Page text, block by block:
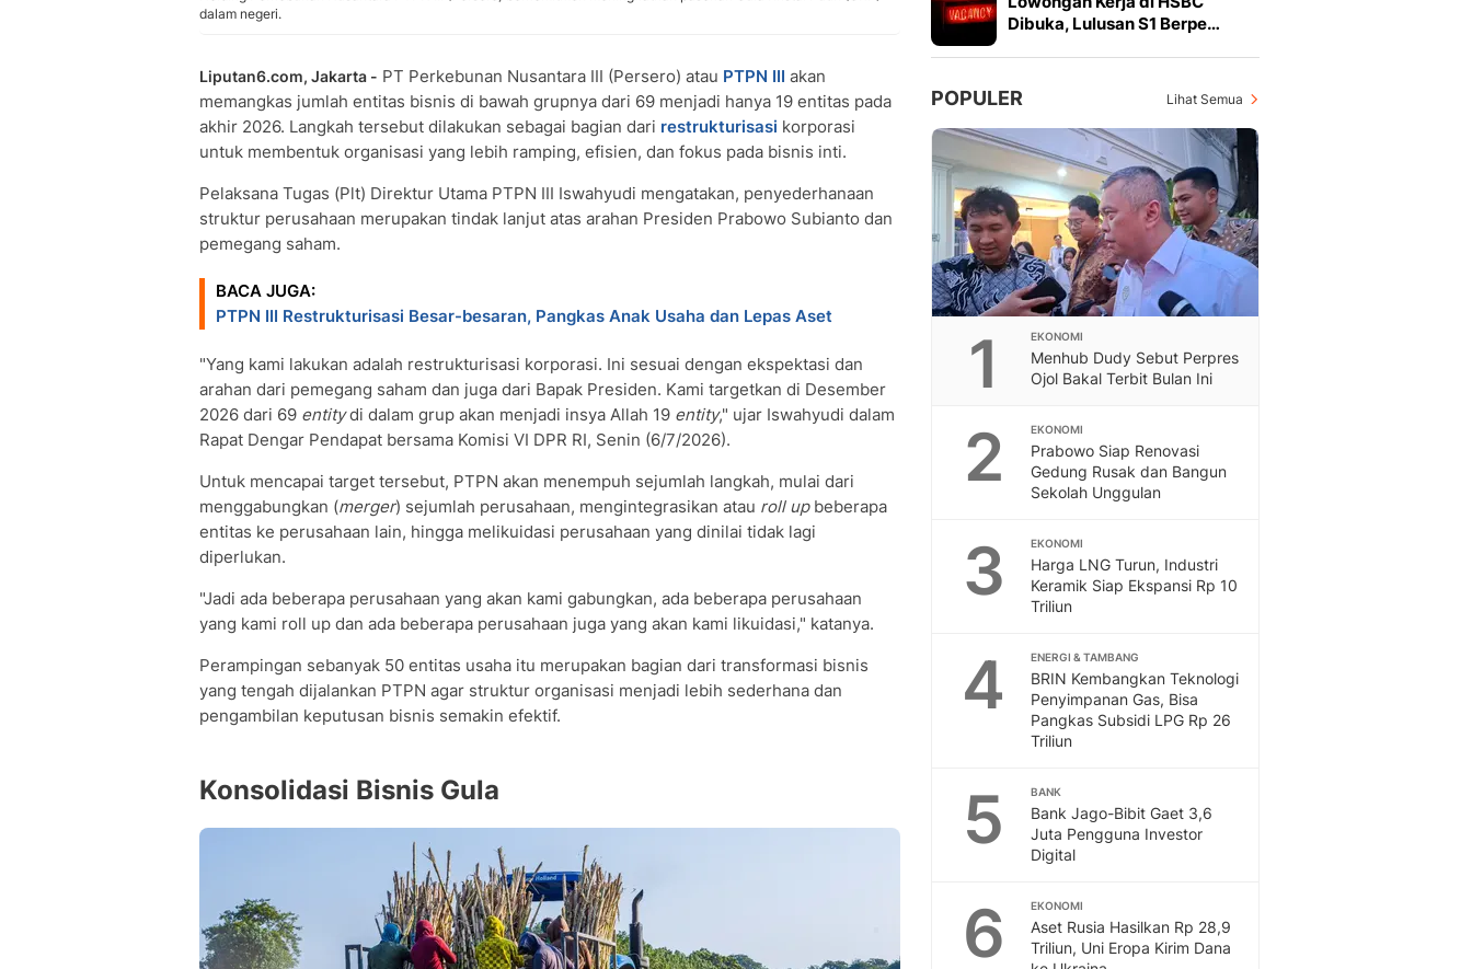
dalam negeri.
Liputan6.com, Jakarta - PT Perkebunan Nusantara III (Persero) atau PTPN III akan
memangkas jumlah entitas bisnis di bawah grupnya dari 69 menjadi hanya 19 entitas pada
akhir 2026. Langkah tersebut dilakukan sebagai bagian dari restrukturisasi korporasi
untuk membentuk organisasi yang lebih ramping, efisien, dan fokus pada bisnis inti.
Pelaksana Tugas (Plt) Direktur Utama PTPN III Iswahyudi mengatakan, penyederhanaan
struktur perusahaan merupakan tindak lanjut atas arahan Presiden Prabowo Subianto dan
pemegang saham.
BACA JUGA:
PTPN III Restrukturisasi Besar-besaran, Pangkas Anak Usaha dan Lepas Aset
"Yang kami lakukan adalah restrukturisasi korporasi. Ini sesuai dengan ekspektasi dan
arahan dari pemegang saham dan juga dari Bapak Presiden. Kami targetkan di Desember
2026 dari 69 entitydi dalam grup akan menjadi insya Allah 19 entity," ujar Iswahyudi dalam
Rapat Dengar Pendapat bersama Komisi VI DPR RI, Senin (6/7/2026).
Untuk mencapai target tersebut, PTPN akan menempuh sejumlah langkah, mulai dari
menggabungkan (merger) sejumlah perusahaan, mengintegrasikan atau roll upbeberapa
entitas ke perusahaan lain, hingga melikuidasi perusahaan yang dinilai tidak lagi
diperlukan.
"Jadi ada beberapa perusahaan yang akan kami gabungkan, ada beberapa perusahaan
yang kami roll up dan ada beberapa perusahaan juga yang akan kami likuidasi," katanya.
Perampingan sebanyak 50 entitas usaha itu merupakan bagian dari transformasi bisnis
yang tengah dijalankan PTPN agar struktur organisasi menjadi lebih sederhana dan
pengambilan keputusan bisnis semakin efektif.
Konsolidasi Bisnis Gula
Dibuka, Lulusan S1 Berpe…
POPULER Lihat Semua
1 EKONOMI
Menhub Dudy Sebut Perpres
Ojol Bakal Terbit Bulan Ini
2 EKONOMI
Prabowo Siap Renovasi
Gedung Rusak dan Bangun
Sekolah Unggulan
3 EKONOMI
Harga LNG Turun, Industri
Keramik Siap Ekspansi Rp 10
Triliun
4 ENERGI & TAMBANG
BRIN Kembangkan Teknologi
Penyimpanan Gas, Bisa
Pangkas Subsidi LPG Rp 26
Triliun
5 BANK
Bank Jago-Bibit Gaet 3,6
Juta Pengguna Investor
Digital
6 EKONOMI
Aset Rusia Hasilkan Rp 28,9
Triliun, Uni Eropa Kirim Dana